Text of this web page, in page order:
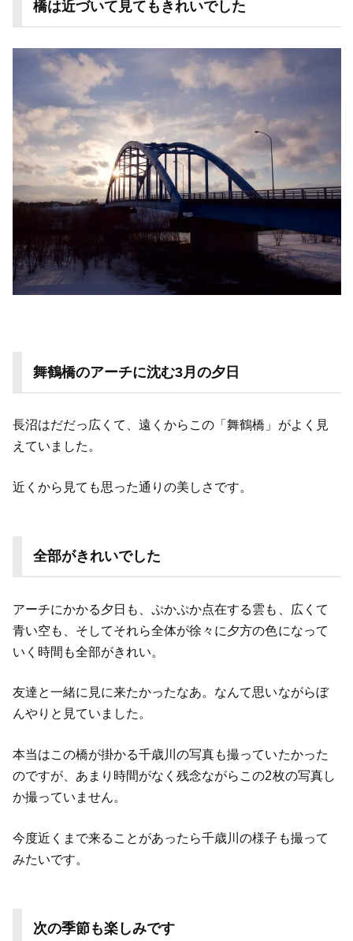
橋は近づいて見てもきれいでした
舞鶴橋のアーチに沈む3月の夕日
長沼はだだっ広くて、遠くからこの「舞鶴橋」がよく見
えていました。
近くから見ても思った通りの美しさです。
全部がきれいでした
アーチにかかる夕日も、ぷかぷか点在する雲も、広くて
青い空も、そしてそれら全体が徐々に夕方の色になって
いく時間も全部がきれい。
友達と一緒に見に来たかったなあ。なんて思いながらぼ
んやりと見ていました。
本当はこの橋が掛かる千歳川の写真も撮っていたかった
のですが、あまり時間がなく残念ながらこの2枚の写真し
か撮っていません。
今度近くまで来ることがあったら千歳川の様子も撮って
みたいです。
次の季節も楽しみです